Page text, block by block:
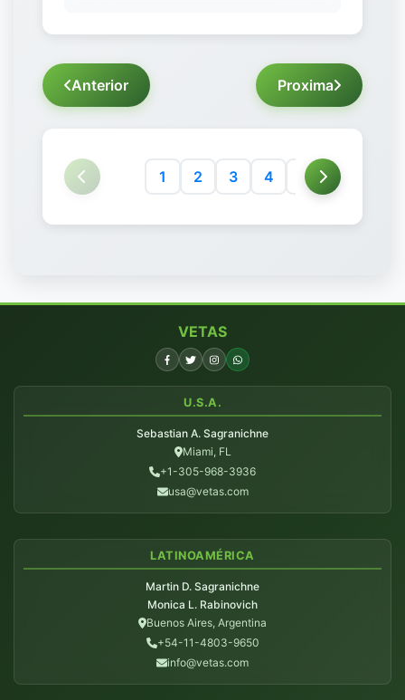
Anterior Proxima
1 2 3 4 5 6
VETAS
U.S.A.
Sebastian A. Sagranichne
Miami, FL
+1-305-968-3936
usa@vetas.com
LATINOAMÉRICA
Martin D. Sagranichne
Monica L. Rabinovich
Buenos Aires, Argentina
+54-11-4803-9650
info@vetas.com